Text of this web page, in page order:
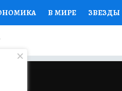
В МИРЕ ЗВЕЗДЫ
СЕМЬЯ ЖЕНСКИЕ